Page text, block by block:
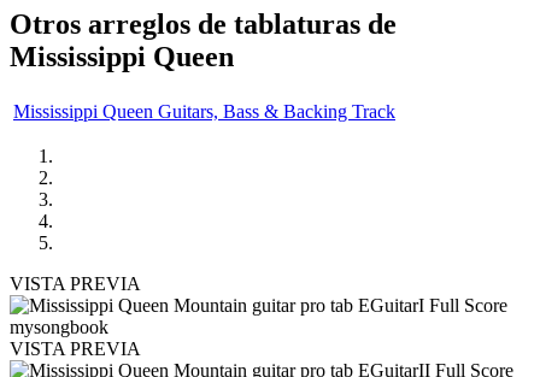
Otros arreglos de tablaturas de
Mississippi Queen
Mississippi Queen Guitars, Bass & Backing Track
VISTA PREVIA
VISTA PREVIA